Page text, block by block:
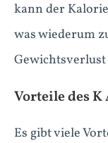
kann der
was wiederum
Vorteile des
Es gibt viele